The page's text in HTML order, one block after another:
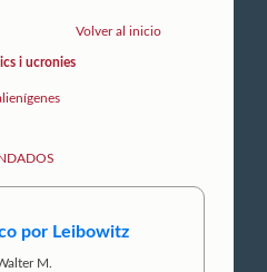
i ucronies
por Leibowitz
M.
Volver al inicio